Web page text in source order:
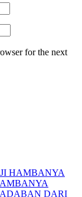
for the next
HAMBANYA
DARI